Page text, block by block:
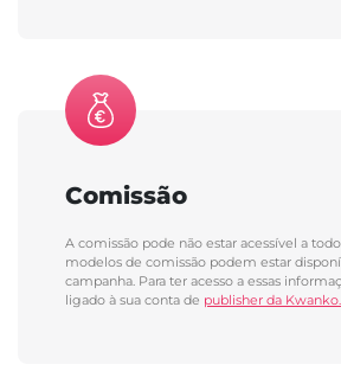
Comissão
A comissão pode não estar acessível a
modelos de comissão podem estar
campanha. Para ter acesso a essas
ligado à sua conta de publisher da Kwanko.